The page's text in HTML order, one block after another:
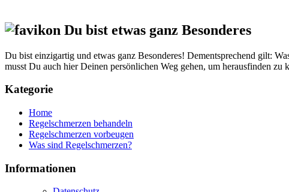
Du bist etwas ganz Besonderes
Du bist einzigartig und etwas ganz Besonderes! Dementsprechend gilt:
musst Du auch hier Deinen persönlichen Weg gehen, um herausfinden zu
Kategorie
Home
Regelschmerzen behandeln
Regelschmerzen vorbeugen
Was sind Regelschmerzen?
Informationen